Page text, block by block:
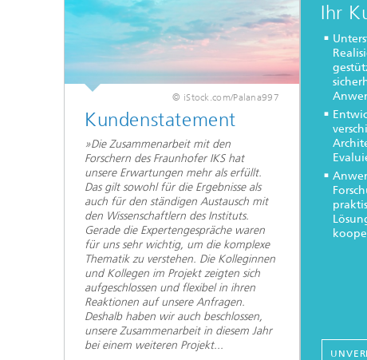
© iStock.com/Palana997
Kundenstatement
»Die Zusammenarbeit mit den
Forschern des Fraunhofer IKS hat
unsere Erwartungen mehr als erfüllt.
Das gilt sowohl für die Ergebnisse als
auch für den ständigen Austausch mit
den Wissenschaftlern des Instituts.
Gerade die Expertengespräche waren
für uns sehr wichtig, um die komplexe
Thematik zu verstehen. Die Kolleginnen
und Kollegen im Projekt zeigten sich
aufgeschlossen und flexibel in ihren
Reaktionen auf unsere Anfragen.
Deshalb haben wir auch beschlossen,
unsere Zusammenarbeit in diesem Jahr
bei einem weiteren Projekt...
Ihr